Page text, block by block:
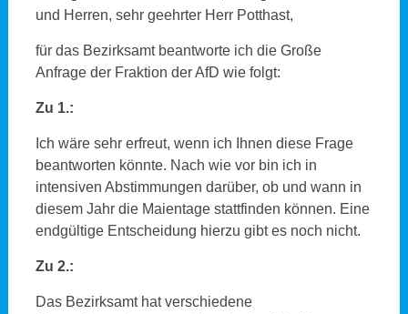
und Herren, sehr geehrter Herr Potthast,
für das Bezirksamt beantworte ich die Große
Anfrage der Fraktion der AfD wie folgt:
Zu 1.:
Ich wäre sehr erfreut, wenn ich Ihnen diese Frage
beantworten könnte. Nach wie vor bin ich in
intensiven Abstimmungen darüber, ob und wann in
diesem Jahr die Maientage stattfinden können. Eine
endgültige Entscheidung hierzu gibt es noch nicht.
Zu 2.:
Das Bezirksamt hat verschiedene